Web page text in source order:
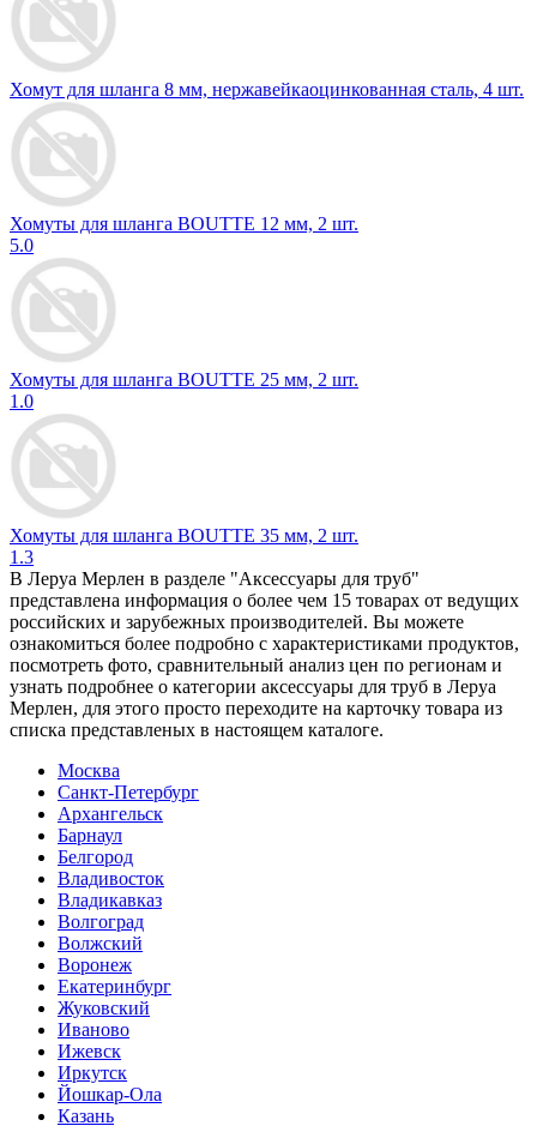
Хомут для шланга 8 мм, нержавейкаоцинкованная сталь, 4 шт.
Хомуты для шланга BOUTTE 12 мм, 2 шт.
5.0
Хомуты для шланга BOUTTE 25 мм, 2 шт.
1.0
Хомуты для шланга BOUTTE 35 мм, 2 шт.
1.3
В Леруа Мерлен в разделе "Аксессуары для труб"
представлена информация о более чем 15 товарах от ведущих
российских и зарубежных производителей. Вы можете
ознакомиться более подробно c характеристиками продуктов,
посмотреть фото, сравнительный анализ цен по регионам и
узнать подробнее о категории аксессуары для труб в Леруа
Мерлен, для этого просто переходите на карточку товара из
списка представленых в настоящем каталоге.
Москва
Санкт-Петербург
Архангельск
Барнаул
Белгород
Владивосток
Владикавказ
Волгоград
Волжский
Воронеж
Екатеринбург
Жуковский
Иваново
Ижевск
Иркутск
Йошкар-Ола
Казань